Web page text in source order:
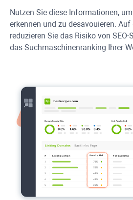
Nutzen Sie diese Informationen,
erkennen und zu desavouieren. Auf
reduzieren Sie das Risiko von
das Suchmaschinenranking Ihrer